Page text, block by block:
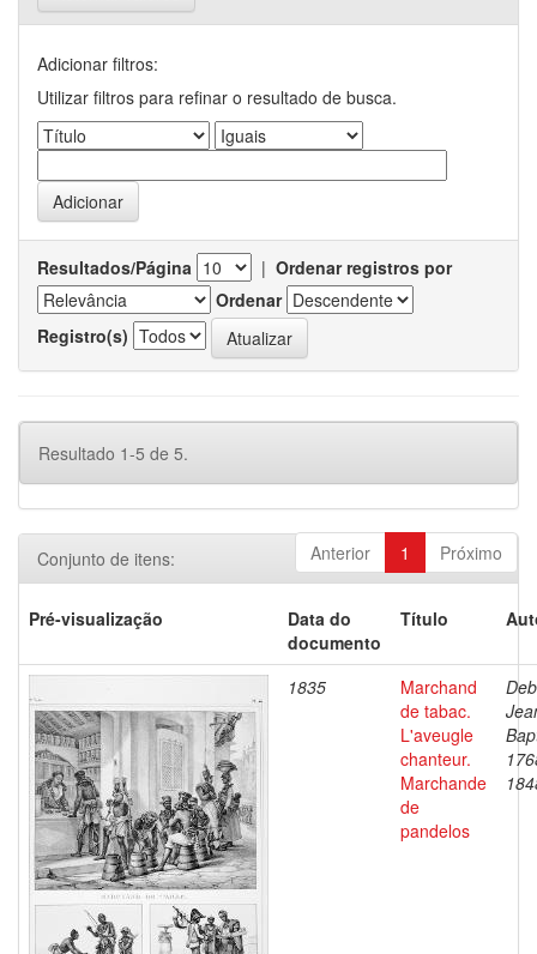
Adicionar filtros:
Utilizar filtros para refinar o resultado de busca.
Resultados/Página | Ordenar registros por
Ordenar
Registro(s)
Resultado 1-5 de 5.
Anterior 1 Próximo
Conjunto de itens:
Pré-visualização
Data do
documento
Título
1835
Marchand
de tabac.
L'aveugle
chanteur.
Marchande
de
pandelos